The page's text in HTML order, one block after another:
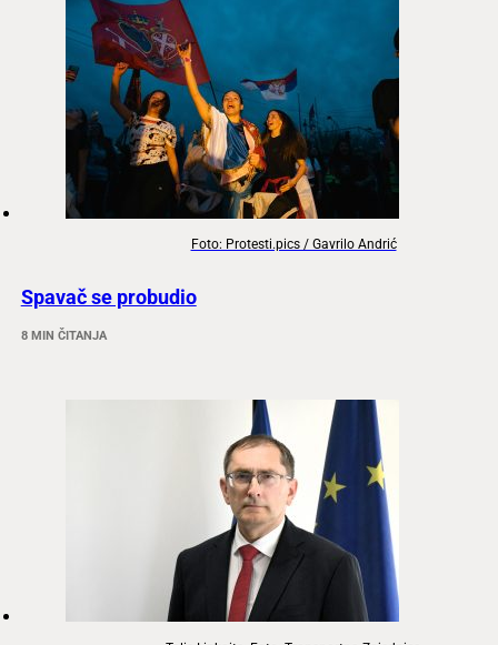
Foto: Protesti.pics / Gavrilo Andrić
Spavač se probudio
8 MIN ČITANJA